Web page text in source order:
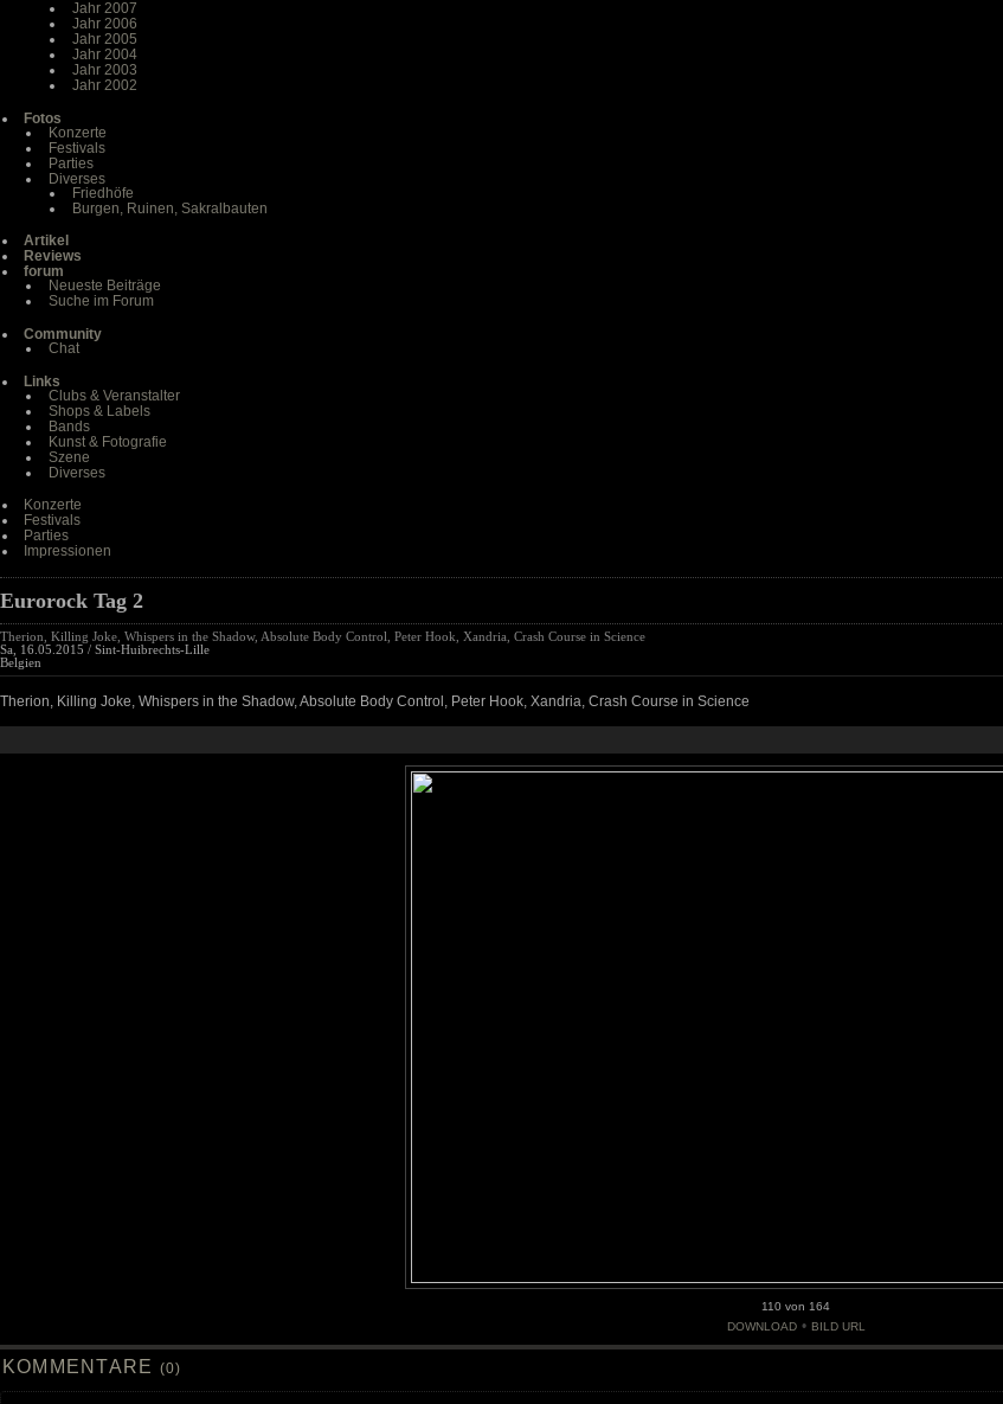
Jahr 2007
Jahr 2006
Jahr 2005
Jahr 2004
Jahr 2003
Jahr 2002
Fotos
Konzerte
Festivals
Parties
Diverses
Friedhöfe
Burgen, Ruinen, Sakralbauten
Artikel
Reviews
forum
Neueste Beiträge
Suche im Forum
Community
Chat
Links
Clubs & Veranstalter
Shops & Labels
Bands
Kunst & Fotografie
Szene
Diverses
Konzerte
Festivals
Parties
Impressionen
Eurorock Tag 2
Therion, Killing Joke, Whispers in the Shadow, Absolute Body Control, Peter Hook, Xandria, Crash Course in Science
Sa, 16.05.2015 / Sint-Huibrechts-Lille
Belgien
Therion, Killing Joke, Whispers in the Shadow, Absolute Body Control, Peter Hook, Xandria, Crash Course in Science
110 von 164
DOWNLOAD • BILD URL
KOMMENTARE (0)